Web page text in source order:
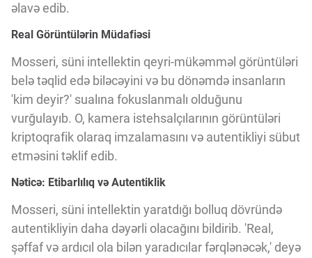
əlavə edib.
Real Görüntülərin Müdafiəsi
Mosseri, süni intellektin qeyri-mükəmməl görüntüləri
belə təqlid edə biləcəyini və bu dönəmdə insanların
'kim deyir?' sualına fokuslanmalı olduğunu
vurğulayıb. O, kamera istehsalçılarının görüntüləri
kriptoqrafik olaraq imzalamasını və autentikliyi sübut
etməsini təklif edib.
Nəticə: Etibarlılıq və Autentiklik
Mosseri, süni intellektin yaratdığı bolluq dövründə
autentikliyin daha dəyərli olacağını bildirib. 'Real,
şəffaf və ardıcıl ola bilən yaradıcılar fərqlənəcək,' deyə